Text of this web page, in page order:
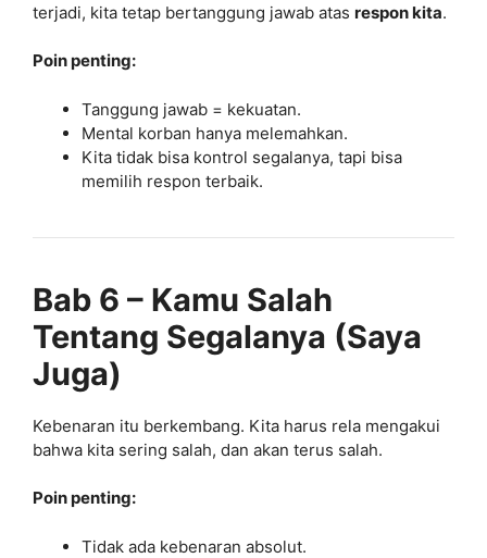
terjadi, kita tetap bertanggung jawab atas respon kita.
Poin penting:
Tanggung jawab = kekuatan.
Mental korban hanya melemahkan.
Kita tidak bisa kontrol segalanya, tapi bisa
memilih respon terbaik.
Bab 6 – Kamu Salah
Tentang Segalanya (Saya
Juga)
Kebenaran itu berkembang. Kita harus rela mengakui
bahwa kita sering salah, dan akan terus salah.
Poin penting:
Tidak ada kebenaran absolut.